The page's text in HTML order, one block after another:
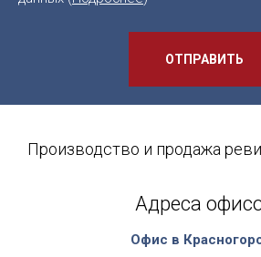
ОТПРАВИТЬ
Производство и продажа
Адреса
Офис в